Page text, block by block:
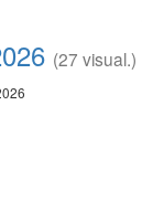
(27 visual.)